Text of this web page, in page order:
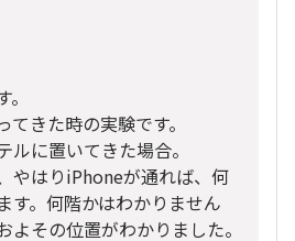
きた時の実験です。
に置いてきた場合。
やはりiPhoneが通れば、何
す。何階かはわかりません
よその位置がわかりました。